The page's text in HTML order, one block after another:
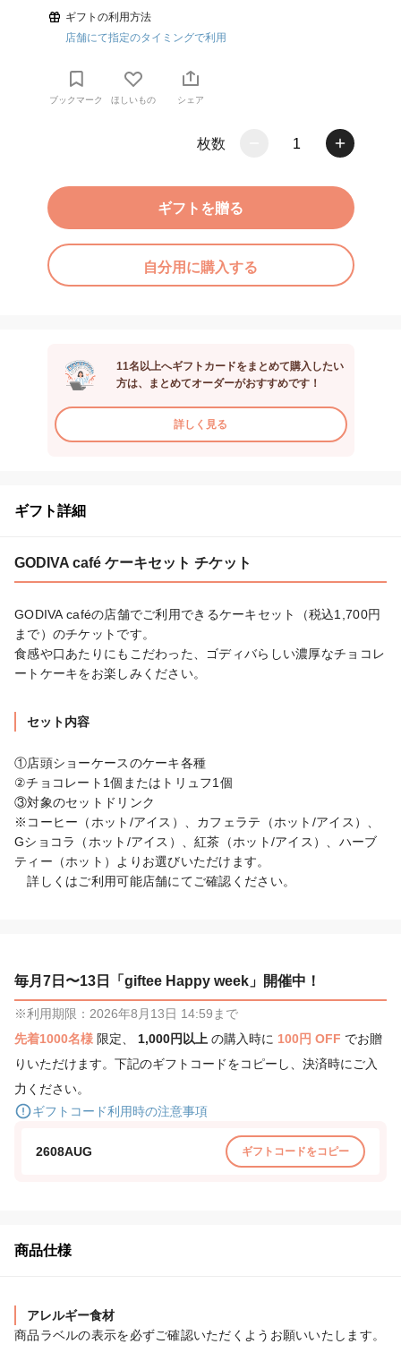
ギフトの利用方法
店舗にて指定のタイミングで利用
ブックマーク ほしいもの シェア
枚数 1
ギフトを贈る
自分用に購入する
11名以上へギフトカードをまとめて購入したい
方は、まとめてオーダーがおすすめです！
詳しく見る
ギフト詳細
GODIVA café ケーキセット チケット
GODIVA caféの店舗でご利用できるケーキセット（税込1,700円
まで）のチケットです。
食感や口あたりにもこだわった、ゴディバらしい濃厚なチョコレ
ートケーキをお楽しみください。
セット内容
①店頭ショーケースのケーキ各種
②チョコレート1個またはトリュフ1個
③対象のセットドリンク
※コーヒー（ホット/アイス）、カフェラテ（ホット/アイス）、
Gショコラ（ホット/アイス）、紅茶（ホット/アイス）、ハーブ
ティー（ホット）よりお選びいただけます。
詳しくはご利用可能店舗にてご確認ください。
毎月7日〜13日「giftee Happy week」開催中！
※利用期限：2026年8月13日 14:59まで
先着1000名様 限定、 1,000円以上 の購入時に 100円 OFF でお贈
りいただけます。下記のギフトコードをコピーし、決済時にご入
力ください。
ギフトコード利用時の注意事項
2608AUG ギフトコードをコピー
商品仕様
アレルギー食材
商品ラベルの表示を必ずご確認いただくようお願いいたします。